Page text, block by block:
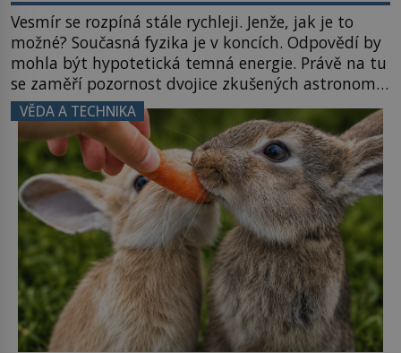
Vesmír se rozpíná stále rychleji. Jenže, jak je to
možné? Současná fyzika je v koncích. Odpovědí by
mohla být hypotetická temná energie. Právě na tu
se zaměří pozornost dvojice zkušených astronomů.
Namísto ní ale objeví něco mnohem
hmatatelnějšího. Naprosto rekordní kometu!
Astronomové Pedro Bernardinelli a Gary Bernstein
mravenčí prací zkoumají archivní snímky v rámci
Průzkumu temné energie […]
VĚDA A TECHNIKA